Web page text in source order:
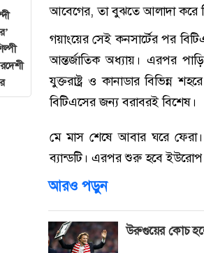
আবেগের, তা বুঝতে আলাদা করে
গয়াংয়ের সেই কনসার্টের পর
আন্তর্জাতিক অধ্যায়। এরপর
যুক্তরাষ্ট্র ও কানাডার বিভিন্ন
বিটিএসের জন্য বরাবরই বিশেষ।
মে মাস শেষে আবার ঘরে
ব্যান্ডটি। এরপর শুরু হবে
আরও পড়ুন
উরুগুয়ের কোচ